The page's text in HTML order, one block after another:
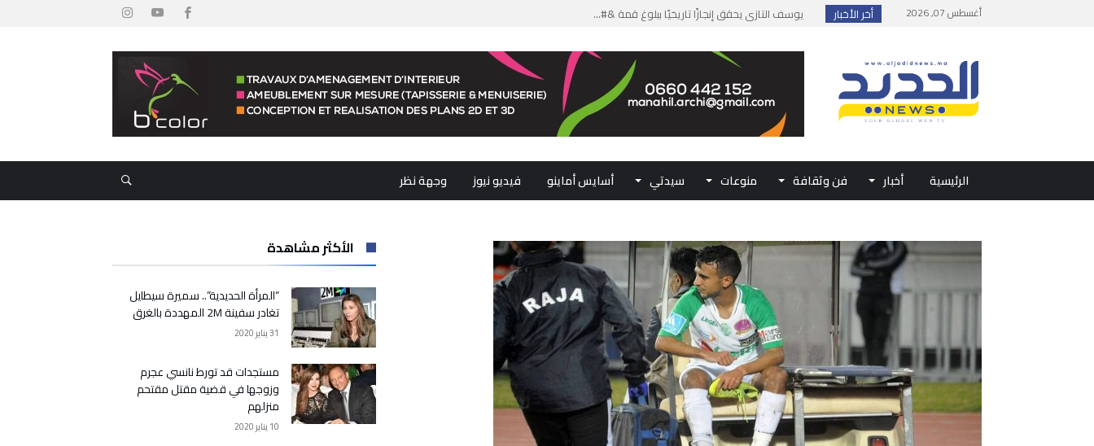
أغسطس 07, 2026 أخر الأخبار
إطلاق حصة إضافية من الدعم الاستثنائي لمهنيي ال...
بلاغ من الديوان الملكي...
حفل الولاء بتطوان.. ممثلو جهات المملكة يجددون ...
الرئيسية أخبار فن وثقافة منوعات سيدتي أسايس أماينو فيديو نيوز وجهة نظر
الأكثر مشاهدة
“المرأة الحديدية”.. سميرة سيطايل
تغادر سفينة 2M المهددة بالغرق
31 يناير 2020
مستجدات قد تورط نانسي عجرم
وزوجها في قضية مقتل مقتحم
منزلهم
10 يناير 2020